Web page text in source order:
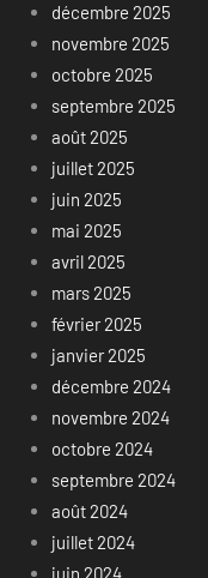
décembre 2025
novembre 2025
octobre 2025
septembre 2025
août 2025
juillet 2025
juin 2025
mai 2025
avril 2025
mars 2025
février 2025
janvier 2025
décembre 2024
novembre 2024
octobre 2024
septembre 2024
août 2024
juillet 2024
juin 2024